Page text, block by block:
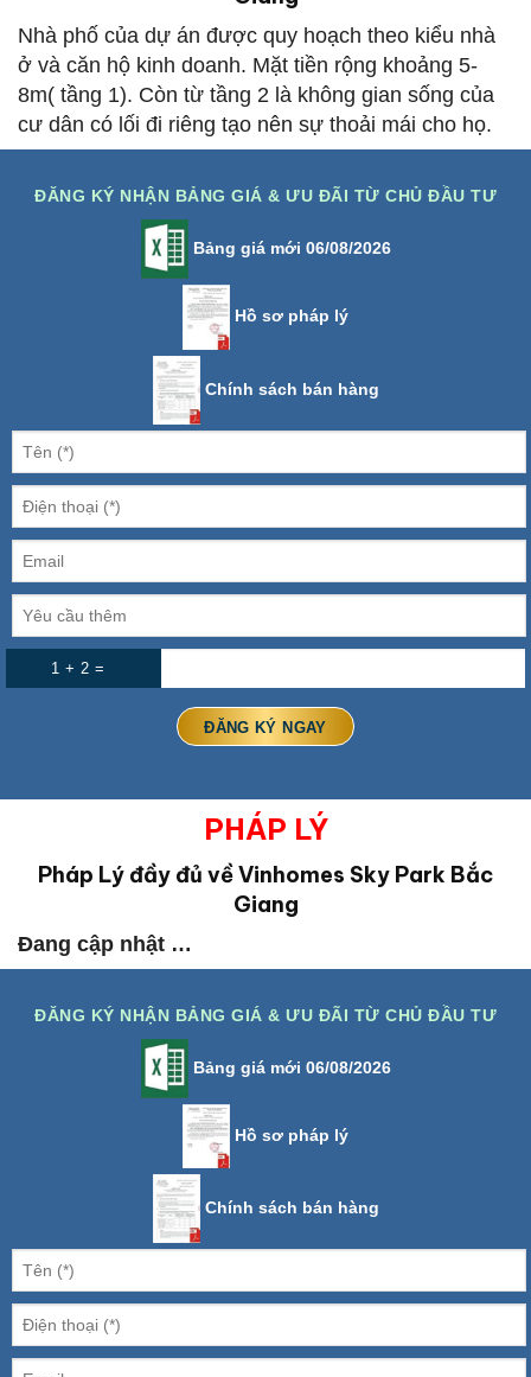
Nhà phố của dự án được quy hoạch theo kiểu nhà
ở và căn hộ kinh doanh. Mặt tiền rộng khoảng 5-
8m( tầng 1). Còn từ tầng 2 là không gian sống của
cư dân có lối đi riêng tạo nên sự thoải mái cho họ.
ĐĂNG KÝ NHẬN BẢNG GIÁ & ƯU ĐÃI TỪ CHỦ ĐẦU TƯ
Bảng giá mới 06/08/2026
Hồ sơ pháp lý
Chính sách bán hàng
1 + 2 =
PHÁP LÝ
Pháp Lý đầy đủ về Vinhomes Sky Park Bắc
Giang
Đang cập nhật …
ĐĂNG KÝ NHẬN BẢNG GIÁ & ƯU ĐÃI TỪ CHỦ ĐẦU TƯ
Bảng giá mới 06/08/2026
Hồ sơ pháp lý
Chính sách bán hàng